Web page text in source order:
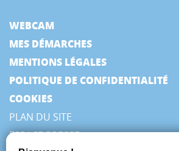
WEBCAM
MES DÉMARCHES
MENTIONS LÉGALES
POLITIQUE DE CONFIDENTIALITÉ
COOKIES
PLAN DU SITE
ESPACE PRESSE